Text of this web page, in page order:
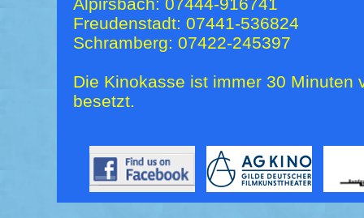
Freudenstadt: 07441-536824
Schramberg: 07422-245397
Die Kinokasse ist immer 30 Minuten
besetzt.